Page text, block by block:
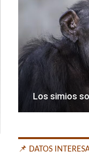
Los simios
📌 DATOS